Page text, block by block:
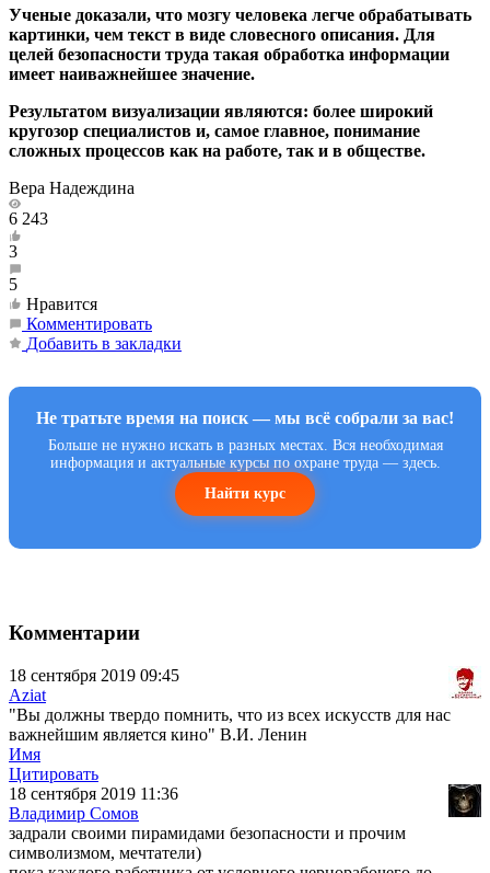
Ученые доказали, что мозгу человека легче обрабатывать
картинки, чем текст в виде словесного описания. Для
целей безопасности труда такая обработка информации
имеет наиважнейшее значение.
Результатом визуализации являются: более широкий
кругозор специалистов и, самое главное, понимание
сложных процессов как на работе, так и в обществе.
Вера Надеждина
6 243
3
5
Нравится
Комментировать
Добавить в закладки
Не тратьте время на поиск — мы всё собрали за вас!
Больше не нужно искать в разных местах. Вся необходимая
информация и актуальные курсы по охране труда — здесь.
Найти курс
Комментарии
18 сентября 2019 09:45
Aziat
"Вы должны твердо помнить, что из всех искусств для нас
важнейшим является кино" В.И. Ленин
Имя
Цитировать
18 сентября 2019 11:36
Владимир Сомов
задрали своими пирамидами безопасности и прочим
символизмом, мечтатели)